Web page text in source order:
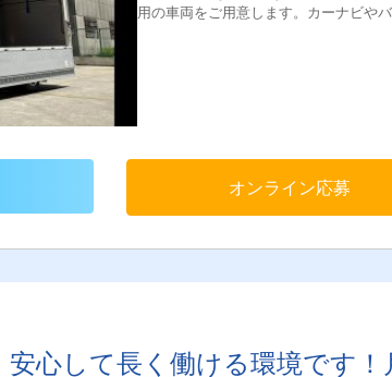
用の車両をご用意します。カーナビや
オンライン応募
心して長く働ける環境です